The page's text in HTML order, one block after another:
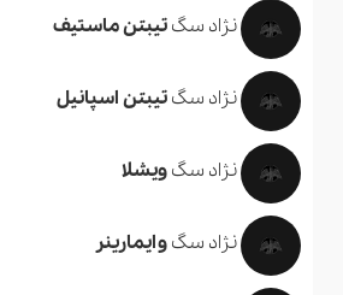
نژاد سگتیبتن ماستیف
نژاد سگتیبتن اسپانیل
نژاد سگویشلا
نژاد سگوایمارینر